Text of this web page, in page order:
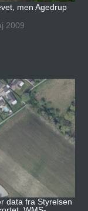
men Agedrup
2009
data fra Styrelsen